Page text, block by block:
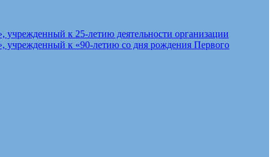
к 25-летию деятельности организации
к «90-летию со дня рождения Первого